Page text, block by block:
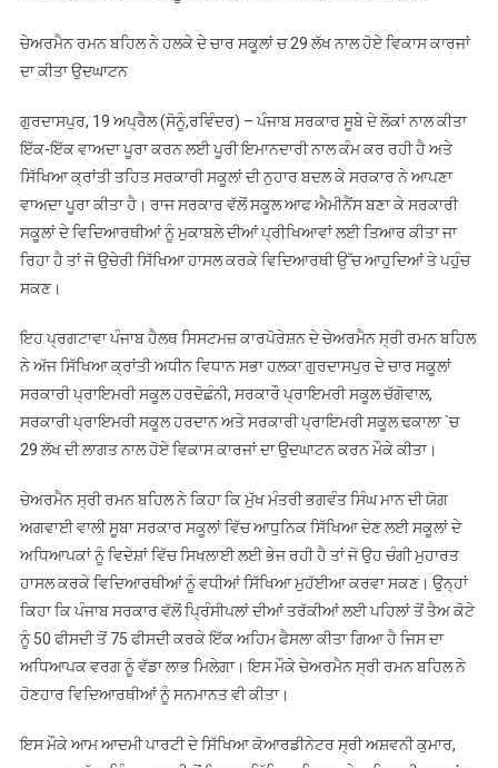
ਚੇਅਰਮੈਨ ਰਮਨ ਬਹਿਲ ਨੇ ਹਲਕੇ ਦੇ ਚਾਰ ਸਕੂਲਾਂ ਚ 29 ਲੱਖ ਨਾਲ ਹੋਏ ਵਿਕਾਸ ਕਾਰਜਾਂ
ਦਾ ਕੀਤਾ ਉਦਘਾਟਨ
ਗੁਰਦਾਸਪੁਰ, 19 ਅਪ੍ਰੈਲ (ਸੋਨੂੰ,ਰਵਿੰਦਰ) – ਪੰਜਾਬ ਸਰਕਾਰ ਸੂਬੇ ਦੇ ਲੋਕਾਂ ਨਾਲ ਕੀਤਾ
ਇੱਕ-ਇੱਕ ਵਾਅਦਾ ਪੂਰਾ ਕਰਨ ਲਈ ਪੂਰੀ ਇਮਾਨਦਾਰੀ ਨਾਲ ਕੰਮ ਕਰ ਰਹੀ ਹੈ ਅਤੇ
ਸਿੱਖਿਆ ਕ੍ਰਾਂਤੀ ਤਹਿਤ ਸਰਕਾਰੀ ਸਕੂਲਾਂ ਦੀ ਨੁਹਾਰ ਬਦਲ ਕੇ ਸਰਕਾਰ ਨੇ ਆਪਣਾ
ਵਾਅਦਾ ਪੂਰਾ ਕੀਤਾ ਹੈ। ਰਾਜ ਸਰਕਾਰ ਵੱਲੋਂ ਸਕੂਲ ਆਫ ਐਮੀਨੈਂਸ ਬਣਾ ਕੇ ਸਰਕਾਰੀ
ਸਕੂਲਾਂ ਦੇ ਵਿਦਿਆਰਥੀਆਂ ਨੂੰ ਮੁਕਾਬਲੇ ਦੀਆਂ ਪ੍ਰੀਖਿਆਵਾਂ ਲਈ ਤਿਆਰ ਕੀਤਾ ਜਾ
ਰਿਹਾ ਹੈ ਤਾਂ ਜੋ ਉਚੇਰੀ ਸਿੱਖਿਆ ਹਾਸਲ ਕਰਕੇ ਵਿਦਿਆਰਥੀ ਉੱਚ ਆਹੁਦਿਆਂ ਤੇ ਪਹੁੰਚ
ਸਕਣ।
ਇਹ ਪ੍ਰਗਟਾਵਾ ਪੰਜਾਬ ਹੈਲਥ ਸਿਸਟਮਜ਼ ਕਾਰਪੋਰੇਸ਼ਨ ਦੇ ਚੇਅਰਮੈਨ ਸ੍ਰੀ ਰਮਨ ਬਹਿਲ
ਨੇ ਅੱਜ ਸਿੱਖਿਆ ਕ੍ਰਾਂਤੀ ਅਧੀਨ ਵਿਧਾਨ ਸਭਾ ਹਲਕਾ ਗੁਰਦਾਸਪੁਰ ਦੇ ਚਾਰ ਸਕੂਲਾਂ
ਸਰਕਾਰੀ ਪ੍ਰਾਇਮਰੀ ਸਕੂਲ ਹਰਦੋਛੰਨੀ, ਸਰਕਾਰੌ ਪ੍ਰਾਇਮਰੀ ਸਕੂਲ ਚੱਗੋਵਾਲ,
ਸਰਕਾਰੀ ਪ੍ਰਾਇਮਰੀ ਸਕੂਲ ਹਰਦਾਨ ਅਤੇ ਸਰਕਾਰੀ ਪ੍ਰਾਇਮਰੀ ਸਕੂਲ ਢਕਾਲਾ `ਚ
29 ਲੱਖ ਦੀ ਲਾਗਤ ਨਾਲ ਹੋਏ ਵਿਕਾਸ ਕਾਰਜਾਂ ਦਾ ਉਦਘਾਟਨ ਕਰਨ ਮੌਕੇ ਕੀਤਾ।
ਚੇਅਰਮੈਨ ਸ੍ਰੀ ਰਮਨ ਬਹਿਲ ਨੇ ਕਿਹਾ ਕਿ ਮੁੱਖ ਮੰਤਰੀ ਭਗਵੰਤ ਸਿੰਘ ਮਾਨ ਦੀ ਯੋਗ
ਅਗਵਾਈ ਵਾਲੀ ਸੂਬਾ ਸਰਕਾਰ ਸਕੂਲਾਂ ਵਿੱਚ ਆਧੁਨਿਕ ਸਿੱਖਿਆ ਦੇਣ ਲਈ ਸਕੂਲਾਂ ਦੇ
ਅਧਿਆਪਕਾਂ ਨੂੰ ਵਿਦੇਸ਼ਾਂ ਵਿੱਚ ਸਿਖਲਾਈ ਲਈ ਭੇਜ ਰਹੀ ਹੈ ਤਾਂ ਜੋ ਉਹ ਚੰਗੀ ਮੁਹਾਰਤ
ਹਾਸਲ ਕਰਕੇ ਵਿਦਿਆਰਥੀਆਂ ਨੂੰ ਵਧੀਆਂ ਸਿੱਖਿਆ ਮੁਹੱਈਆ ਕਰਵਾ ਸਕਣ। ਉਨ੍ਹਾਂ
ਕਿਹਾ ਕਿ ਪੰਜਾਬ ਸਰਕਾਰ ਵੱਲੋਂ ਪ੍ਰਿੰਸੀਪਲਾਂ ਦੀਆਂ ਤਰੱਕੀਆਂ ਲਈ ਪਹਿਲਾਂ ਤੋਂ ਤੈਅ ਕੋਟੇ
ਨੂੰ 50 ਫੀਸਦੀ ਤੋਂ 75 ਫੀਸਦੀ ਕਰਕੇ ਇੱਕ ਅਹਿਮ ਫੈਸਲਾ ਕੀਤਾ ਗਿਆ ਹੈ ਜਿਸ ਦਾ
ਅਧਿਆਪਕ ਵਰਗ ਨੂੰ ਵੱਡਾ ਲਾਭ ਮਿਲੇਗਾ। ਇਸ ਮੌਕੇ ਚੇਅਰਮੈਨ ਸ੍ਰੀ ਰਮਨ ਬਹਿਲ ਨੇ
ਹੋਣਹਾਰ ਵਿਦਿਆਰਥੀਆਂ ਨੂੰ ਸਨਮਾਨਤ ਵੀ ਕੀਤਾ।
ਇਸ ਮੌਕੇ ਆਮ ਆਦਮੀ ਪਾਰਟੀ ਦੇ ਸਿੱਖਿਆ ਕੋਆਰਡੀਨੇਟਰ ਸ੍ਰੀ ਅਸ਼ਵਨੀ ਕੁਮਾਰ,